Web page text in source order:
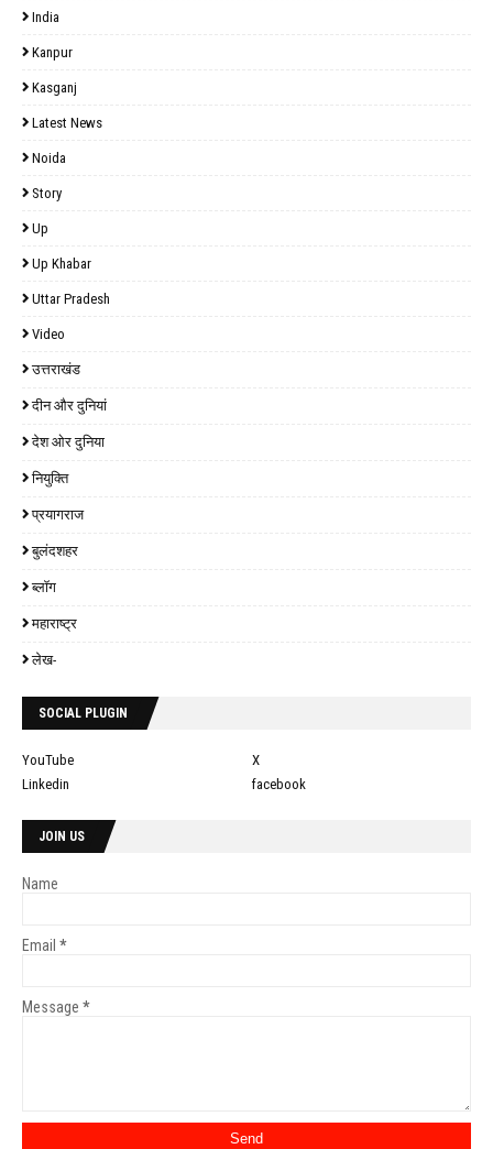
India
Kanpur
Kasganj
Latest News
Noida
Story
Up
Up Khabar
Uttar Pradesh
Video
उत्तराखंड
दीन और दुनियां
देश ओर दुनिया
नियुक्ति
प्रयागराज
बुलंदशहर
ब्लॉग
महाराष्ट्र
लेख-
SOCIAL PLUGIN
YouTube
X
Linkedin
facebook
JOIN US
Name
Email *
Message *